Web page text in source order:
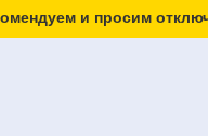
и просим